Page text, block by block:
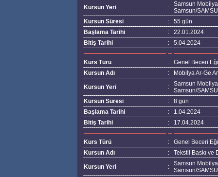
Kursun Yeri :
Samsun
Samsun/
Kursun Süresi
:
55 gün
Başlama Tarihi
:
22.01.2024
Bitiş Tarihi
: 5.04.2024
Kurs Türü :
Genel Beceri
Kursun Adı
: Mobilya Ar-Ge
Kursun Yeri :
Samsun
Samsun/
Kursun Süresi
:
8 gün
Başlama Tarihi
:
1.04.2024
Bitiş Tarihi
: 17.04.2024
Kurs Türü :
Genel Beceri
Kursun Adı
: Tekstil Baskı ve
Kursun Yeri :
Samsun
Samsun/